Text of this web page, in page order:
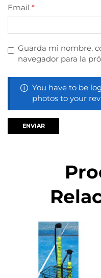
Email *
Guarda mi nombre,
navegador para la
You have to be
photos to your